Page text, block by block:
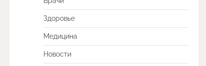
Здоровье
Медицина
Новости